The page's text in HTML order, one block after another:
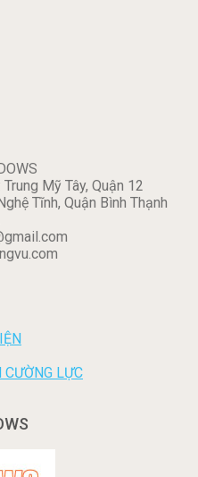
Mỹ Tây, Quận 12
Tĩnh, Quận Bình Thạnh
LỰC